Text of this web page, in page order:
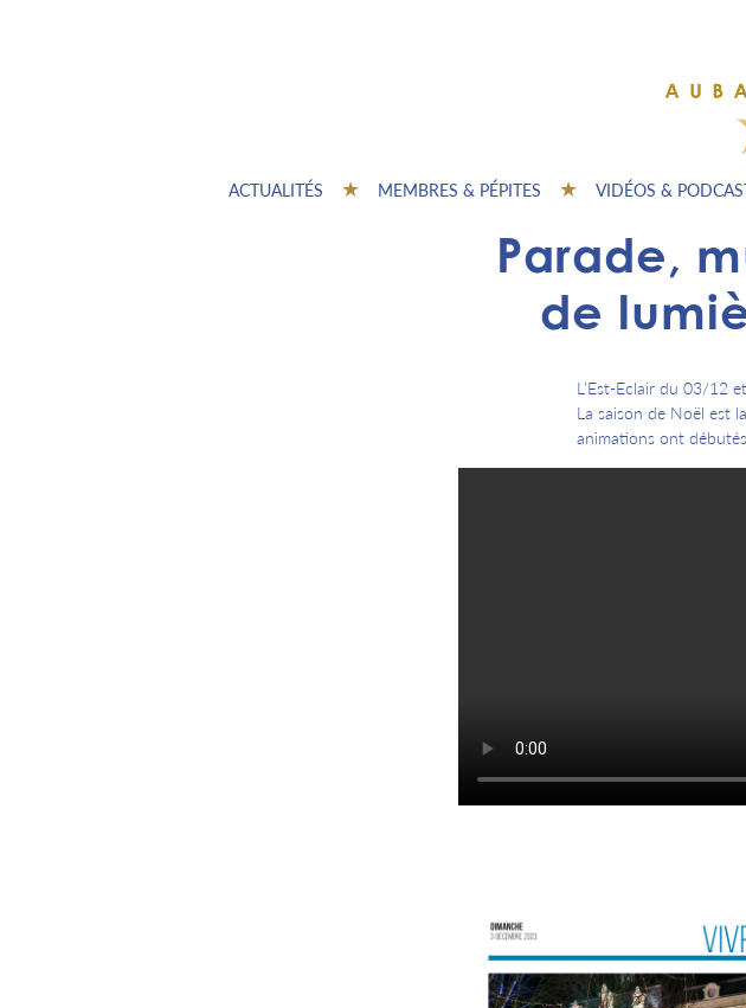
ACTUALITÉS MEMBRES & PÉPITES VIDÉOS &
Parade,
de
L'Est-Eclair du 03/12
La saison de Noël est
animations ont